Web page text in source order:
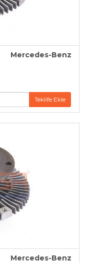
Mercedes-Benz
Teklife Ekle
Mercedes-Benz